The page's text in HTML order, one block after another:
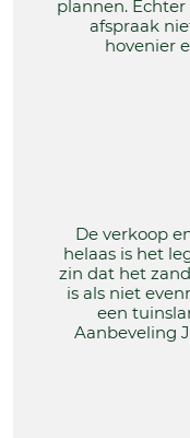
plannen.
afspraak
hovenier
De verkoop
helaas is het
zin dat het
is als niet
een
Aanbeveling